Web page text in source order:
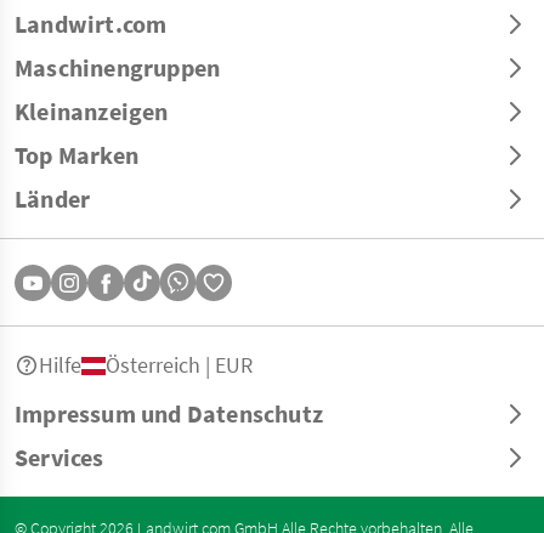
Landwirt.com
Maschinengruppen
Kleinanzeigen
Top Marken
Länder
Impressum und Datenschutz
Services
Hilfe Österreich | EUR
© Copyright 2026 Landwirt.com GmbH Alle Rechte vorbehalten. Alle